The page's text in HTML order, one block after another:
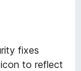
fixes
to reflect